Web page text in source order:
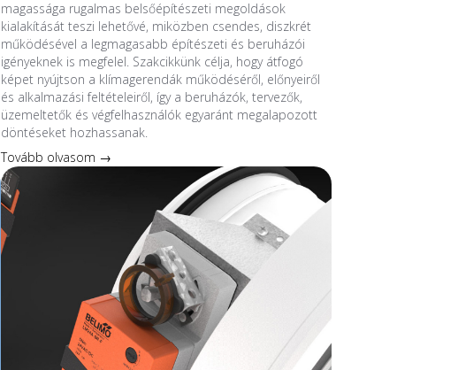
magassága rugalmas belsőépítészeti megoldások
kialakítását teszi lehetővé, miközben csendes, diszkrét
működésével a legmagasabb építészeti és beruházói
igényeknek is megfelel. Szakcikkünk célja, hogy átfogó
képet nyújtson a klímagerendák működéséről, előnyeiről
és alkalmazási feltételeiről, így a beruházók, tervezők,
üzemeltetők és végfelhasználók egyaránt megalapozott
döntéseket hozhassanak.
Tovább olvasom →